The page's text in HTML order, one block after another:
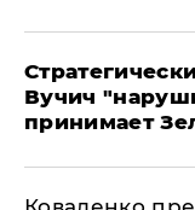
Вучич
принимает